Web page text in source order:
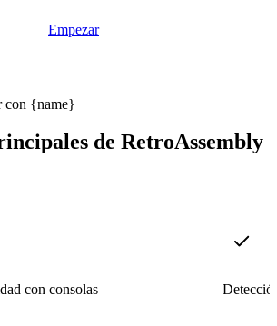
Empezar
de RetroAssembly
con consolas